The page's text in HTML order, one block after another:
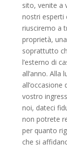
sito, venite a
nostri esperti
riusciremo a
proprietà,
soprattutto
l’esterno di
all’anno. Alla
vostro
noi, dateci
non potrete
per quanto
che si